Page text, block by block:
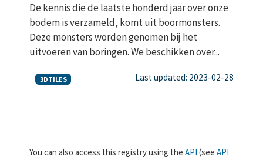
De kennis die de laatste honderd jaar over onze
bodem is verzameld, komt uit boormonsters.
Deze monsters worden genomen bij het
uitvoeren van boringen. We beschikken over...
3DTILES Last updated: 2023-02-28
You can also access this registry using the API (see API